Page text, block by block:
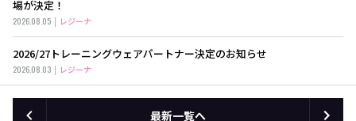
場が決定！
2026.08.05 レジーナ
2026/27トレーニングウェアパートナー決定のお知らせ
2026.08.03 レジーナ
最新一覧へ